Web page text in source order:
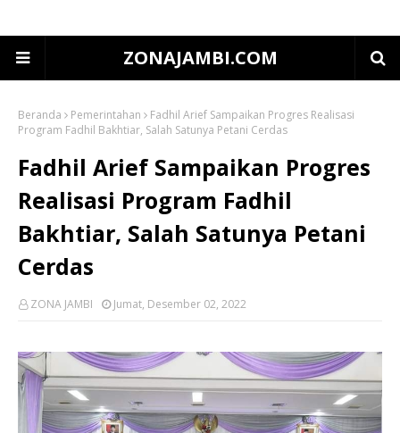
ZONAJAMBI.COM
Beranda Pemerintahan
Fadhil Arief Sampaikan Progres Realisasi
Program Fadhil Bakhtiar, Salah Satunya Petani Cerdas
Fadhil Arief Sampaikan Progres
Realisasi Program Fadhil
Bakhtiar, Salah Satunya Petani
Cerdas
ZONA JAMBI Jumat, Desember 02, 2022